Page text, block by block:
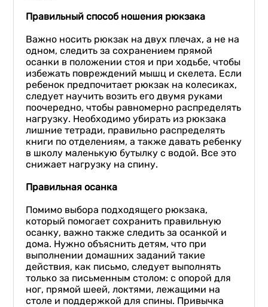
Правильный способ ношения рюкзака
Важно носить рюкзак на двух плечах, а не на
одном, следить за сохранением прямой
осанки в положении стоя и при ходьбе, чтобы
избежать повреждений мышц и скелета. Если
ребенок предпочитает рюкзак на колесиках,
следует научить возить его двумя руками
поочередно, чтобы равномерно распределять
нагрузку. Необходимо убирать из рюкзака
лишние тетради, правильно распределять
книги по отделениям, а также давать ребенку
в школу маленькую бутылку с водой. Все это
снижает нагрузку на спину.
Правильная осанка
Помимо выбора подходящего рюкзака,
который помогает сохранить правильную
осанку, важно также следить за осанкой и
дома. Нужно объяснить детям, что при
выполнении домашних заданий такие
действия, как письмо, следует выполнять
только за письменным столом: с опорой для
ног, прямой шеей, локтями, лежащими на
столе и поддержкой для спины. Привычка